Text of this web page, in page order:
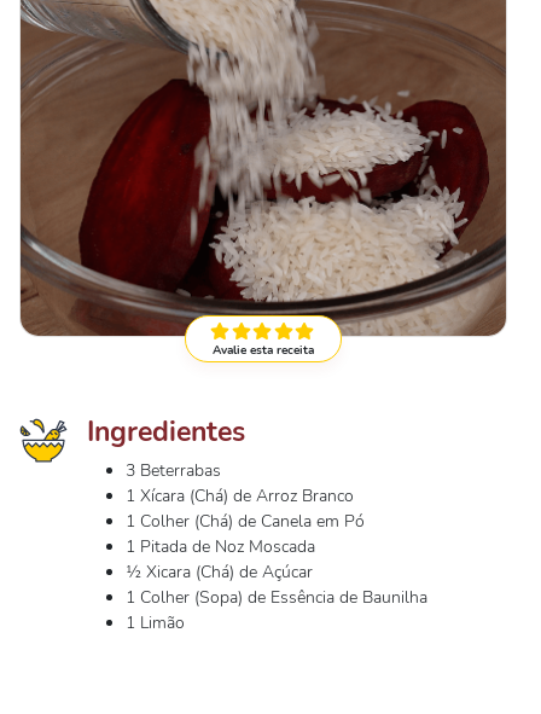
Avalie esta receita
Ingredientes
3 Beterrabas
1 Xícara (Chá) de Arroz Branco
1 Colher (Chá) de Canela em Pó
1 Pitada de Noz Moscada
½ Xicara (Chá) de Açúcar
1 Colher (Sopa) de Essência de Baunilha
1 Limão